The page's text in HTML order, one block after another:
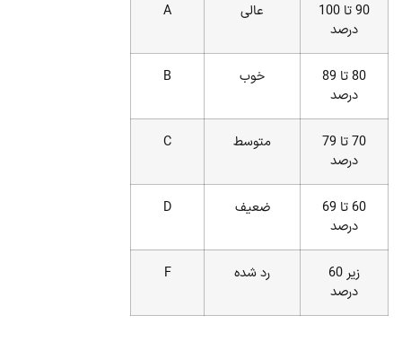
90 تا 100
درصد
عالی A
80 تا 89
درصد
خوب B
70 تا 79
درصد
متوسط C
60 تا 69
درصد
ضعیف D
زیر 60
درصد
رد شده F